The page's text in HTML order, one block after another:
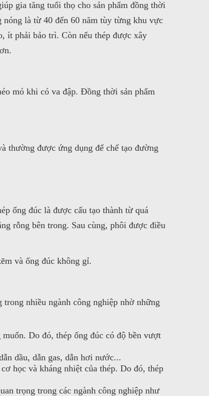
gia tăng tuổi thọ cho sản phẩm đồng thời
là từ 40 đến 60 năm tùy từng khu vực
ít phải bảo trì. Còn nếu thép được xây
mó khi có va đập. Đồng thời sản phẩm
thường được ứng dụng để chế tạo đường
ống đúc là được cấu tạo thành từ quá
rỗng bên trong. Sau cùng, phôi được điều
và ống đúc không gỉ.
nhiều ngành công nghiệp nhờ những
Do đó, thép ống đúc có độ bền vượt
dầu, dẫn gas, dẫn hơi nước...
học và kháng nhiệt của thép. Do đó, thép
trọng trong các ngành công nghiệp như